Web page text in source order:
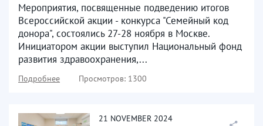
Мероприятия, посвященные подведению итогов
Всероссийской акции - конкурса "Семейный код
донора", состоялись 27-28 ноября в Москве.
Инициатором акции выступил Национальный фонд
развития здравоохранения,...
Подробнее Просмотров: 1300
21 NOVEMBER 2024